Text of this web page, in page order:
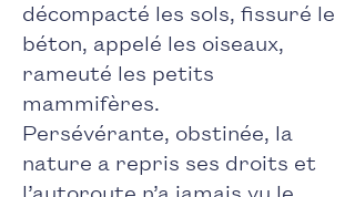
décompacté les sols, fissuré le
béton, appelé les oiseaux,
rameuté les petits
mammifères.
Persévérante, obstinée, la
nature a repris ses droits et